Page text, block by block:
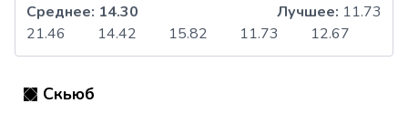
21.46 14.42 15.82 11.73 12.67
Среднее: 14.30 Лучшее: 11.73
Скьюб